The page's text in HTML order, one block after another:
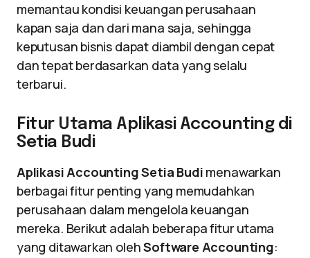
memantau kondisi keuangan perusahaan
kapan saja dan dari mana saja, sehingga
keputusan bisnis dapat diambil dengan cepat
dan tepat berdasarkan data yang selalu
terbarui.
Fitur Utama Aplikasi Accounting di
Setia Budi
Aplikasi Accounting Setia Budi menawarkan
berbagai fitur penting yang memudahkan
perusahaan dalam mengelola keuangan
mereka. Berikut adalah beberapa fitur utama
yang ditawarkan olehSoftware Accounting: